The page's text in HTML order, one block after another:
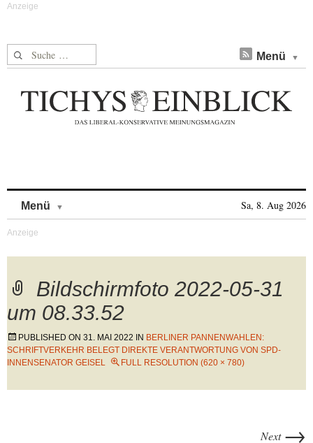
Suche nach: Menü
Menü Sa, 8. Aug 2026
Bildschirmfoto 2022-05-31
um 08.33.52
PUBLISHED ON 31. MAI 2022 IN BERLINER PANNENWAHLEN:
SCHRIFTVERKEHR BELEGT DIREKTE VERANTWORTUNG VON SPD-
INNENSENATOR GEISEL
FULL RESOLUTION (620 × 780)
Next →